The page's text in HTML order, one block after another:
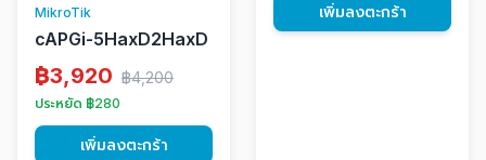
MikroTik
cAPGi-5HaxD2HaxD
฿3,920 ฿4,200
ประหยัด ฿280
เพิ่มลงตะกร้า
เพิ่มลงตะกร้า